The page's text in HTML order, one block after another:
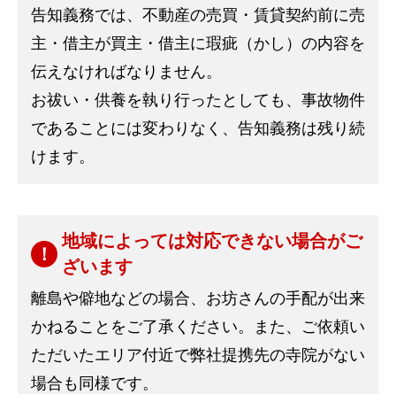
告知義務では、不動産の売買・賃貸契約前に売
主・借主が買主・借主に瑕疵（かし）の内容を
伝えなければなりません。
お祓い・供養を執り行ったとしても、事故物件
であることには変わりなく、告知義務は残り続
けます。
地域によっては対応できない場合がご
ざいます
離島や僻地などの場合、お坊さんの手配が出来
かねることをご了承ください。また、ご依頼い
ただいたエリア付近で弊社提携先の寺院がない
場合も同様です。